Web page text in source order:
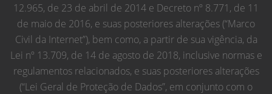
12.965, de 23 de abril de 2014 e Decreto nº 8.771, de 11
de maio de 2016, e suas posteriores alterações (“Marco
Civil da Internet”), bem como, a partir de sua vigência, da
Lei nº 13.709, de 14 de agosto de 2018, inclusive normas e
regulamentos relacionados, e suas posteriores alterações
(“Lei Geral de Proteção de Dados”, em conjunto com o